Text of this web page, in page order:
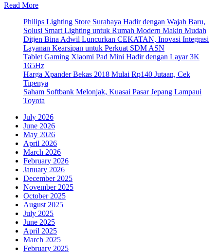
Read More
Philips Lighting Store Surabaya Hadir dengan Wajah Baru,
Solusi Smart Lighting untuk Rumah Modern Makin Mudah
Ditjen Bina Adwil Luncurkan CEKATAN, Inovasi Integrasi
Layanan Kearsipan untuk Perkuat SDM ASN
Tablet Gaming Xiaomi Pad Mini Hadir dengan Layar 3K
165Hz
Harga Xpander Bekas 2018 Mulai Rp140 Jutaan, Cek
Tipenya
Saham Softbank Melonjak, Kuasai Pasar Jepang Lampaui
Toyota
July 2026
June 2026
May 2026
April 2026
March 2026
February 2026
January 2026
December 2025
November 2025
October 2025
August 2025
July 2025
June 2025
April 2025
March 2025
February 2025